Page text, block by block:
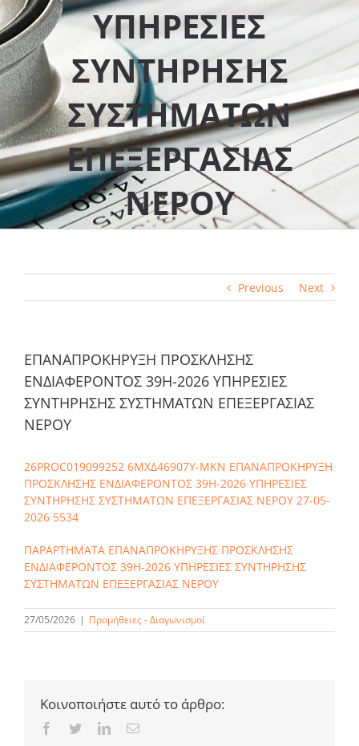
ΥΠΗΡΕΣΙΕΣ
ΣΥΝΤΗΡΗΣΗΣ
ΣΥΣΤΗΜΑΤΩΝ
ΕΠΕΞΕΡΓΑΣΙΑΣ
ΝΕΡΟΥ
Previous Next
ΕΠΑΝΑΠΡΟΚΗΡΥΞΗ ΠΡΟΣΚΛΗΣΗΣ
ΕΝΔΙΑΦΕΡΟΝΤΟΣ 39Η-2026 ΥΠΗΡΕΣΙΕΣ
ΣΥΝΤΗΡΗΣΗΣ ΣΥΣΤΗΜΑΤΩΝ ΕΠΕΞΕΡΓΑΣΙΑΣ
ΝΕΡΟΥ
26PROC019099252 6ΜΧΔ46907Υ-ΜΚΝ ΕΠΑΝΑΠΡΟΚΗΡΥΞΗ
ΠΡΟΣΚΛΗΣΗΣ ΕΝΔΙΑΦΕΡΟΝΤΟΣ 39Η-2026 ΥΠΗΡΕΣΙΕΣ
ΣΥΝΤΗΡΗΣΗΣ ΣΥΣΤΗΜΑΤΩΝ ΕΠΕΞΕΡΓΑΣΙΑΣ ΝΕΡΟΥ 27-05-
2026 5534
ΠΑΡΑΡΤΗΜΑΤΑ ΕΠΑΝΑΠΡΟΚΗΡΥΞΗΣ ΠΡΟΣΚΛΗΣΗΣ
ΕΝΔΙΑΦΕΡΟΝΤΟΣ 39Η-2026 ΥΠΗΡΕΣΙΕΣ ΣΥΝΤΗΡΗΣΗΣ
ΣΥΣΤΗΜΑΤΩΝ ΕΠΕΞΕΡΓΑΣΙΑΣ ΝΕΡΟΥ
27/05/2026 | Προμήθειες - Διαγωνισμοί
Κοινοποιήστε αυτό το άρθρο:
Facebook
TwitterLinkedInEmail